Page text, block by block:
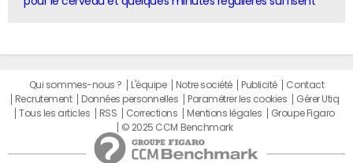
Qui sommes-nous ? L'équipe Notre société Publicité
Contact
Recrutement
Données personnelles Paramétrer les cookies
Gérer Utiq
Tous les articles
RSS Corrections Mentions légales
Groupe Figaro
© 2025 CCM Benchmark